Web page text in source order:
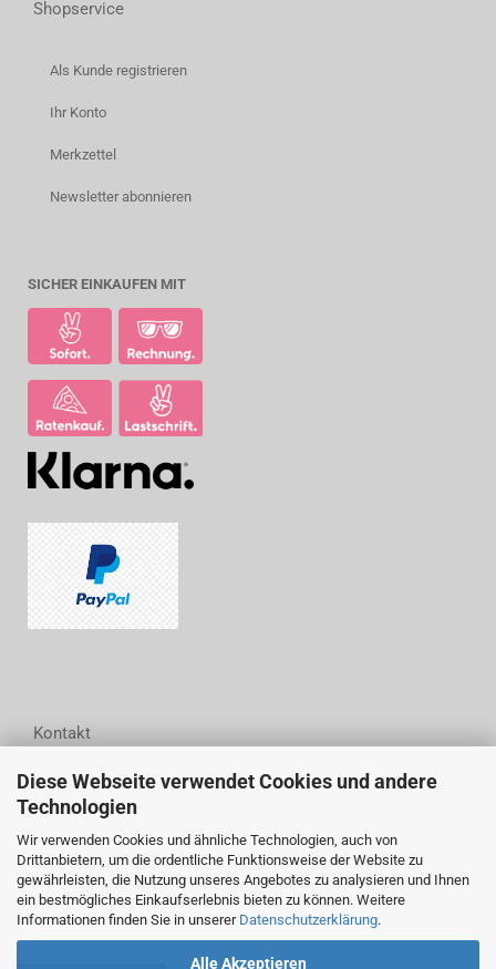
Diese Webseite verwendet Cookies und andere
Technologien
Wir verwenden Cookies und ähnliche Technologien, auch von
Drittanbietern, um die ordentliche Funktionsweise der Website zu
gewährleisten, die Nutzung unseres Angebotes zu analysieren und Ihnen
ein bestmögliches Einkaufserlebnis bieten zu können. Weitere
Informationen finden Sie in unserer Datenschutzerklärung.
Alle Akzeptieren
Shopservice
Als Kunde registrieren
Ihr Konto
Merkzettel
Newsletter abonnieren
SICHER EINKAUFEN MIT
Kontakt
Woodwell GmbH
Wittestraße 6
04178 Leipzig
Tel.: (+49) 0341 44 24 94 54
Fax: (+49) 0341 44 24 94 55
E-Mail: info@woodwell.de